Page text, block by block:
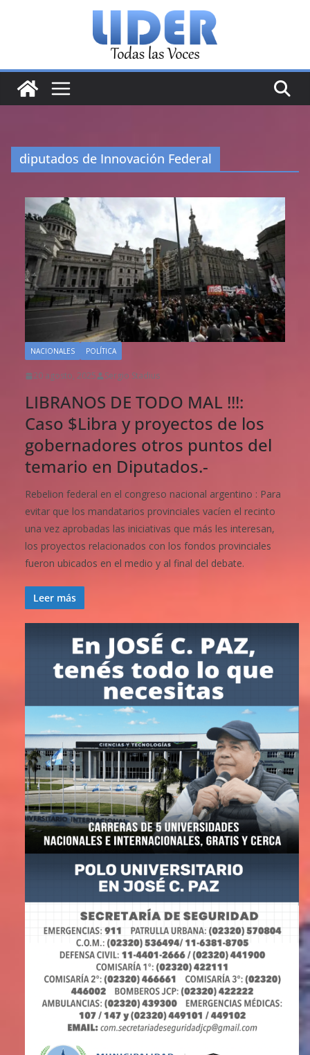
diputados de Innovación Federal
NACIONALES POLÍTICA
20 agosto, 2025 Sergio Stadius
LIBRANOS DE TODO MAL !!!:
Caso $Libra y proyectos de los
gobernadores otros puntos del
temario en Diputados.-
Rebelion federal en el congreso nacional argentino : Para
evitar que los mandatarios provinciales vacíen el recinto
una vez aprobadas las iniciativas que más les interesan,
los proyectos relacionados con los fondos provinciales
fueron ubicados en el medio y al final del debate.
Leer más